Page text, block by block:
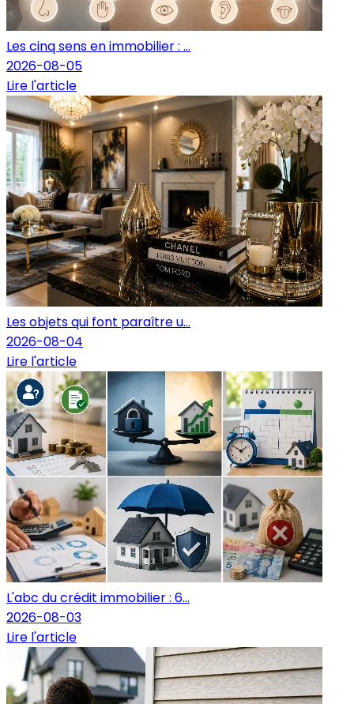
Les cinq sens en immobilier : ...
2026-08-05
Lire l'article
Les objets qui font paraître u...
2026-08-04
Lire l'article
L'abc du crédit immobilier : 6...
2026-08-03
Lire l'article